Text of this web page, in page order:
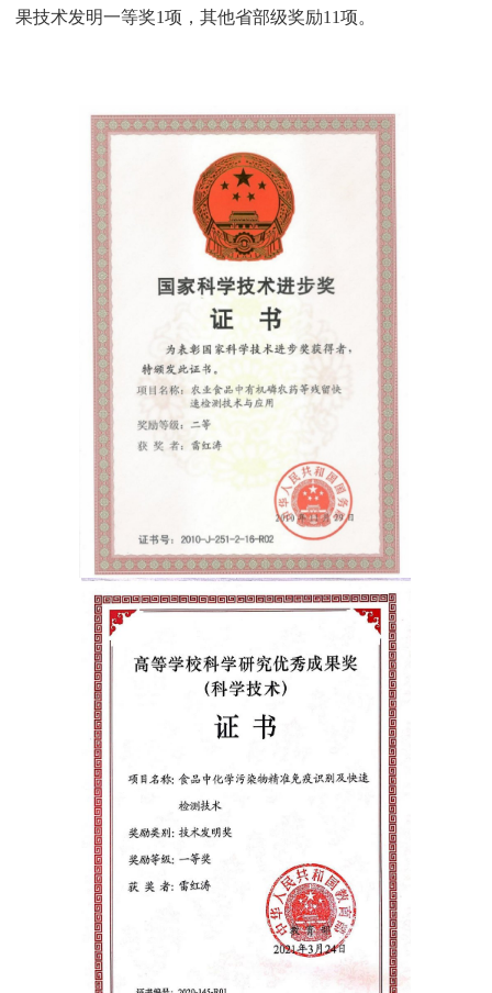
果技术发明一等奖1项，其他省部级奖励11项。